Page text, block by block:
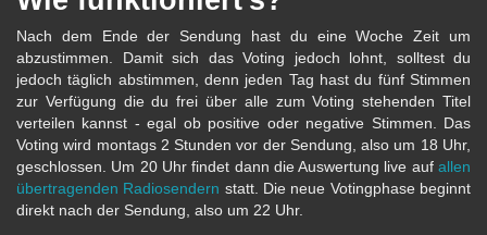
Nach dem Ende der Sendung hast du eine Woche Zeit um
abzustimmen. Damit sich das Voting jedoch lohnt, solltest du
jedoch täglich abstimmen, denn jeden Tag hast du fünf Stimmen
zur Verfügung die du frei über alle zum Voting stehenden Titel
verteilen kannst - egal ob positive oder negative Stimmen. Das
Voting wird montags 2 Stunden vor der Sendung, also um 18 Uhr,
geschlossen. Um 20 Uhr findet dann die Auswertung live auf allen
übertragenden Radiosendern statt. Die neue Votingphase beginnt
direkt nach der Sendung, also um 22 Uhr.